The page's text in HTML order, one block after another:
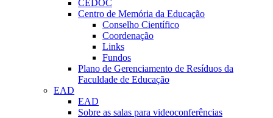
CEDOC
Centro de Memória da Educação
Conselho Científico
Coordenação
Links
Fundos
Plano de Gerenciamento de Resíduos da
Faculdade de Educação
EAD
EAD
Sobre as salas para videoconferências